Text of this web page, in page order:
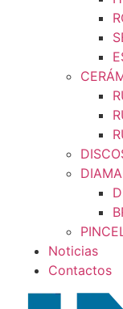
Noticias
Contactos